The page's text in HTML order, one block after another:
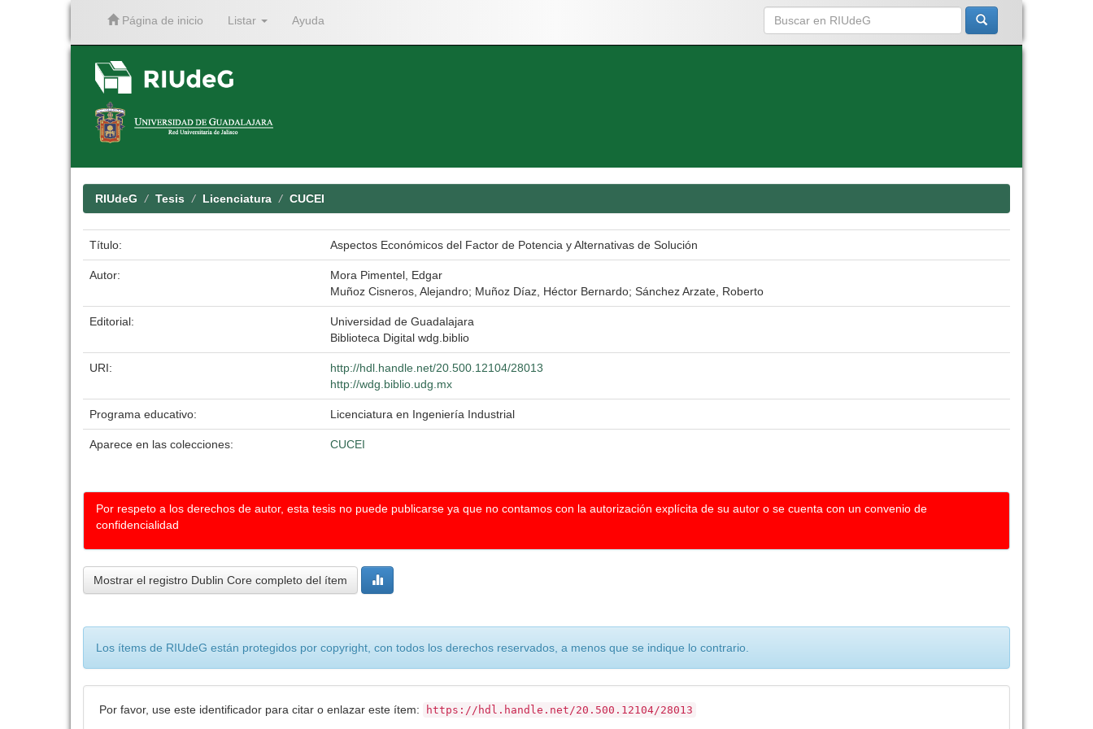
Página de inicio Listar Ayuda
RIUdeG Tesis Licenciatura CUCEI
Título: Aspectos Económicos del Factor de Potencia y Alternativas de Solución
Autor:
Mora Pimentel, Edgar
Muñoz Cisneros, Alejandro; Muñoz Díaz, Héctor Bernardo; Sánchez Arzate, Roberto
Editorial:
Universidad de Guadalajara
Biblioteca Digital wdg.biblio
URI:
http://hdl.handle.net/20.500.12104/28013
http://wdg.biblio.udg.mx
Programa educativo: Licenciatura en Ingeniería Industrial
Aparece en las colecciones: CUCEI
Por respeto a los derechos de autor, esta tesis no puede publicarse ya que no contamos con la autorización explícita de su autor o se cuenta con un convenio de
confidencialidad
Mostrar el registro Dublin Core completo del ítem
Los ítems de RIUdeG están protegidos por copyright, con todos los derechos reservados, a menos que se indique lo contrario.
Por favor, use este identificador para citar o enlazar este ítem: https://hdl.handle.net/20.500.12104/28013